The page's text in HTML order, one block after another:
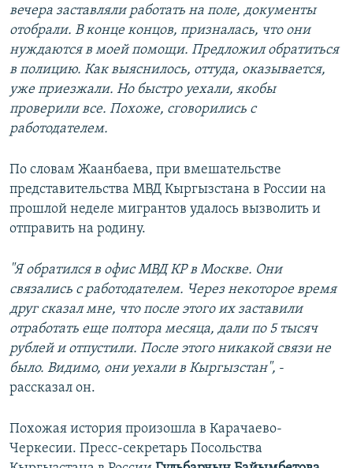
вечера заставляли работать на поле, документы
отобрали. В конце концов, призналась, что они
нуждаются в моей помощи. Предложил обратиться
в полицию. Как выяснилось, оттуда, оказывается,
уже приезжали. Но быстро уехали, якобы
проверили все. Похоже, сговорились с
работодателем.
По словам Жаанбаева, при вмешательстве
представительства МВД Кыргызстана в России на
прошлой неделе мигрантов удалось вызволить и
отправить на родину.
"Я обратился в офис МВД КР в Москве. Они
связались с работодателем. Через некоторое время
друг сказал мне, что после этого их заставили
отработать еще полтора месяца, дали по 5 тысяч
рублей и отпустили. После этого никакой связи не
было. Видимо, они уехали в Кыргызстан", -
рассказал он.
Похожая история произошла в Карачаево-
Черкесии. Пресс-секретарь Посольства